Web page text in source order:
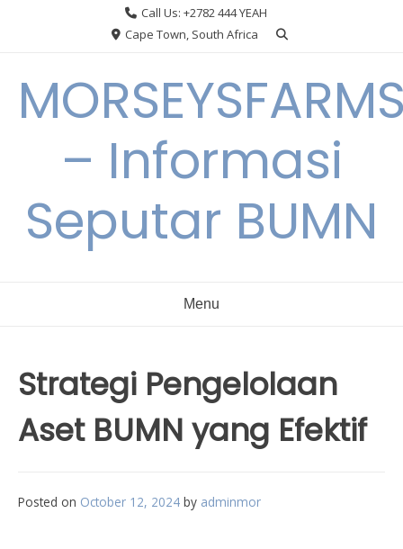
Call Us: +2782 444 YEAH
Cape Town, South Africa
– Informasi
Seputar BUMN
Menu
Strategi Pengelolaan
Aset BUMN yang Efektif
Posted on October 12, 2024 by adminmor